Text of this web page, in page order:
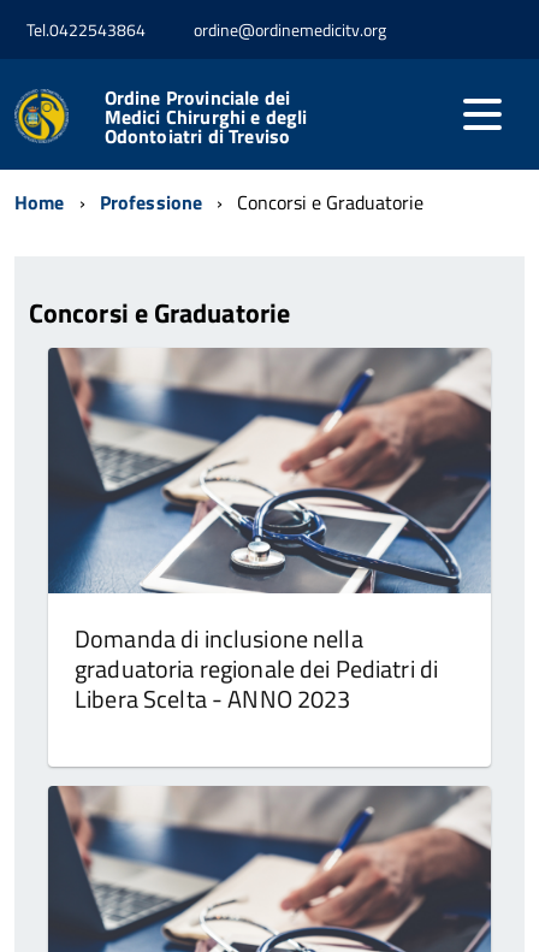
Tel.0422543864 ordine@ordinemedicitv.org
Ordine Provinciale dei
Medici Chirurghi e degli
Odontoiatri di Treviso
Home Professione Concorsi e Graduatorie
Concorsi e Graduatorie
Domanda di inclusione nella
graduatoria regionale dei Pediatri di
Libera Scelta - ANNO 2023